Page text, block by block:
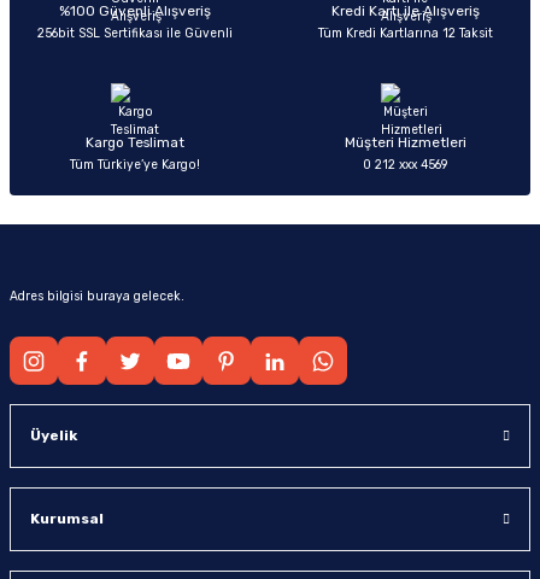
Ürün bilgilerinde hatalar bulunuyor.
Ürün fiyatı diğer sitelerden daha pahalı.
%100 Güvenli Alışveriş
256bit SSL Sertifikası ile Güvenli
Kredi Kartı ile Alışveriş
Tüm Kredi Kartlarına 12 Taksit
Kargo Teslimat
Tüm Türkiye’ye Kargo!
Müşteri Hizmetleri
0 212 xxx 4569
Adres bilgisi buraya gelecek.
Üyelik
Kurumsal